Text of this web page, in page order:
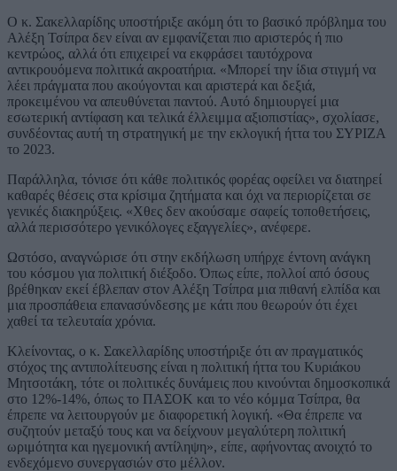
Ο κ. Σακελλαρίδης υποστήριξε ακόμη ότι το βασικό πρόβλημα του
Αλέξη Τσίπρα δεν είναι αν εμφανίζεται πιο αριστερός ή πιο
κεντρώος, αλλά ότι επιχειρεί να εκφράσει ταυτόχρονα
αντικρουόμενα πολιτικά ακροατήρια. «Μπορεί την ίδια στιγμή να
λέει πράγματα που ακούγονται και αριστερά και δεξιά,
προκειμένου να απευθύνεται παντού. Αυτό δημιουργεί μια
εσωτερική αντίφαση και τελικά έλλειμμα αξιοπιστίας», σχολίασε,
συνδέοντας αυτή τη στρατηγική με την εκλογική ήττα του ΣΥΡΙΖΑ
το 2023.
Παράλληλα, τόνισε ότι κάθε πολιτικός φορέας οφείλει να διατηρεί
καθαρές θέσεις στα κρίσιμα ζητήματα και όχι να περιορίζεται σε
γενικές διακηρύξεις. «Χθες δεν ακούσαμε σαφείς τοποθετήσεις,
αλλά περισσότερο γενικόλογες εξαγγελίες», ανέφερε.
Ωστόσο, αναγνώρισε ότι στην εκδήλωση υπήρχε έντονη ανάγκη
του κόσμου για πολιτική διέξοδο. Όπως είπε, πολλοί από όσους
βρέθηκαν εκεί έβλεπαν στον Αλέξη Τσίπρα μια πιθανή ελπίδα και
μια προσπάθεια επανασύνδεσης με κάτι που θεωρούν ότι έχει
χαθεί τα τελευταία χρόνια.
Κλείνοντας, ο κ. Σακελλαρίδης υποστήριξε ότι αν πραγματικός
στόχος της αντιπολίτευσης είναι η πολιτική ήττα του Κυριάκου
Μητσοτάκη, τότε οι πολιτικές δυνάμεις που κινούνται δημοσκοπικά
στο 12%-14%, όπως το ΠΑΣΟΚ και το νέο κόμμα Τσίπρα, θα
έπρεπε να λειτουργούν με διαφορετική λογική. «Θα έπρεπε να
συζητούν μεταξύ τους και να δείχνουν μεγαλύτερη πολιτική
ωριμότητα και ηγεμονική αντίληψη», είπε, αφήνοντας ανοιχτό το
ενδεχόμενο συνεργασιών στο μέλλον.